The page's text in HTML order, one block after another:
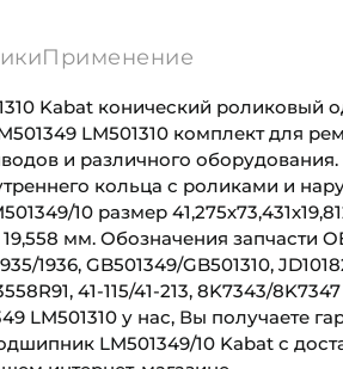
Применение
Kabat конический роликовый
LM501310 комплект для
и различного
кольца с роликами и
10 размер
мм. Обозначения запчасти
1936, GB501349/GB501310,
41-115/41-213, 8K7343/
LM501310 у нас, Вы получаете
LM501349/10 Kabat с